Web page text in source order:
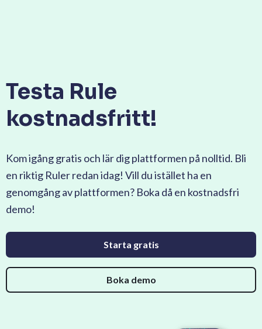
Testa Rule
kostnadsfritt!
Kom igång gratis och lär dig plattformen på nolltid. Bli
en riktig Ruler redan idag! Vill du istället ha en
genomgång av plattformen? Boka då en kostnadsfri
demo!
Starta gratis
Boka demo